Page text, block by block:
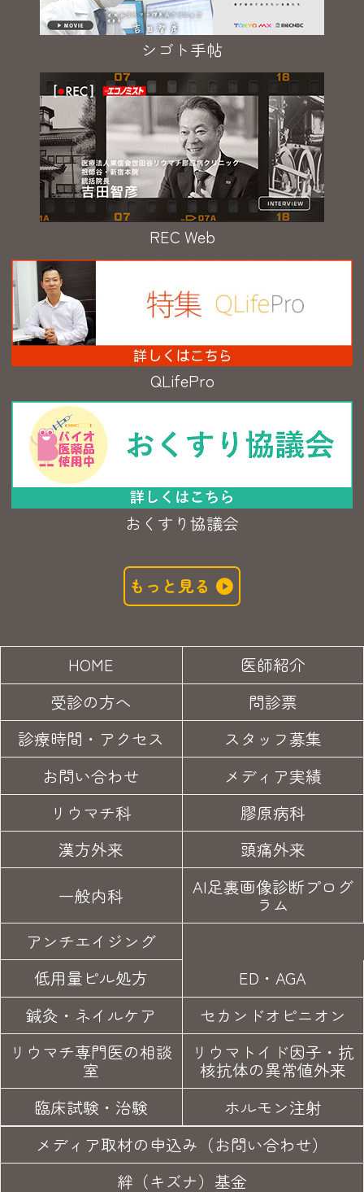
シゴト手帖
REC Web
QLifePro
おくすり協議会
もっと見る
HOME
医師紹介
受診の方へ
問診票
診療時間・アクセス
スタッフ募集
お問い合わせ
メディア実績
リウマチ科
膠原病科
漢方外来
頭痛外来
一般内科
AI足裏画像診断プログ
ラム
アンチエイジング
低用量ピル処方
ED・AGA
鍼灸・ ネイルケア セカンドオピニオン
リウマチ専門医の相談
室
リウマトイド因子・ 抗
核抗体の異常値外来
臨床試験 ・治験
ホルモン注射
メディア取材の申込み（お問い合わせ）
絆（キズナ）基金